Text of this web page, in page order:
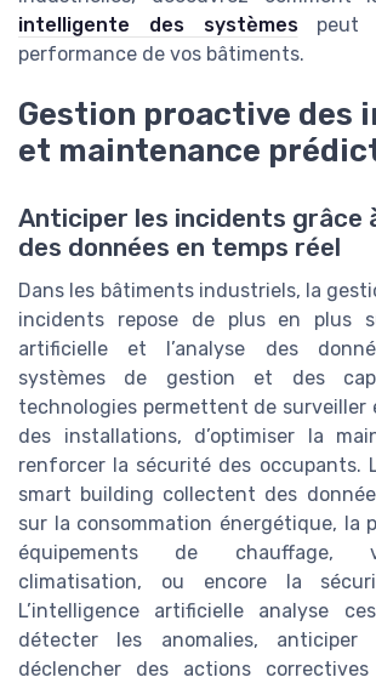
intelligente des systèmespeut
performance de vos bâtiments.
Gestion proactive des
et maintenance
Anticiper les incidents grâce
des données en temps réel
Dans les bâtiments industriels, la
incidents repose de plus en plus
artificielle et l’analyse des
systèmes de gestion et des
technologies permettent de surveiller
des installations, d’optimiser la
renforcer la sécurité des occupants.
smart building collectent des
sur la consommation énergétique, la
équipements de chauffage,
climatisation, ou encore la
L’intelligence artificielle analyse
détecter les anomalies,
déclencher des actions